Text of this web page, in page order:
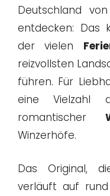
Deutschland
entdecken: Das
der vielen
reizvollsten
führen. Für
eine Vielzahl
romantischer
Winzerhöfe.
Das Original,
verläuft auf